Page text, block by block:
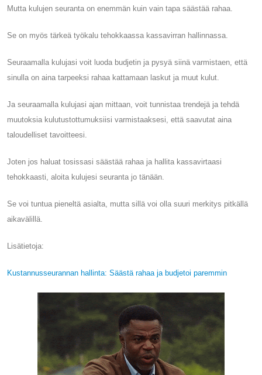
Mutta kulujen seuranta on enemmän kuin vain tapa säästää rahaa.
Se on myös tärkeä työkalu tehokkaassa kassavirran hallinnassa.
Seuraamalla kulujasi voit luoda budjetin ja pysyä siinä varmistaen, että
sinulla on aina tarpeeksi rahaa kattamaan laskut ja muut kulut.
Ja seuraamalla kulujasi ajan mittaan, voit tunnistaa trendejä ja tehdä
muutoksia kulutustottumuksiisi varmistaaksesi, että saavutat aina
taloudelliset tavoitteesi.
Joten jos haluat tosissasi säästää rahaa ja hallita kassavirtaasi
tehokkaasti, aloita kulujesi seuranta jo tänään.
Se voi tuntua pieneltä asialta, mutta sillä voi olla suuri merkitys pitkällä
aikavälillä.
Lisätietoja:
Kustannusseurannan hallinta: Säästä rahaa ja budjetoi paremmin